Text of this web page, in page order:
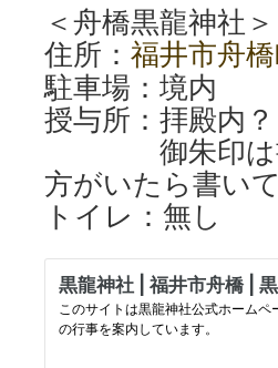
＜舟橋黒龍神社＞
住所： 福井市舟
駐車場：境内
授与所：拝殿内？
御朱印は書
方がいたら書い
トイレ：無し